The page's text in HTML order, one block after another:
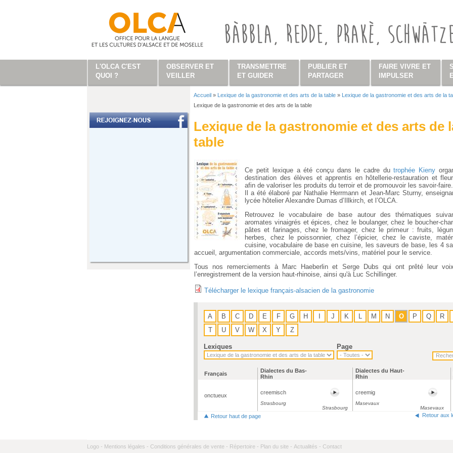
Vous êtes ici
Accueil » Lexique de la gastronomie et des arts de la table » Lexique de la gastronomie et des arts de la
Lexique de la gastronomie et des arts de la table
Lexique de la gastronomie et des arts de
table
Ce petit lexique a été conçu dans le cadre dutrophée Kieny
destination des élèves et apprentis en hôtellerie-restauration et
afin de valoriser les produits du terroir et de promouvoir les savoir-faire.
Il a été élaboré par Nathalie Herrmann et Jean-Marc Sturny,
lycée hôtelier Alexandre Dumas d’Illkirch, et l’OLCA.
Retrouvez le vocabulaire de base autour des thématiques
aromates vinaigrés et épices, chez le boulanger, chez le boucher-
pâtes et farinages, chez le fromager, chez le primeur : fruits,
herbes, chez le poissonnier, chez l’épicier, chez le caviste,
cuisine, vocabulaire de base en cuisine, les saveurs de base, les 4
accueil, argumentation commerciale, accords mets/vins, matériel pour le service.
Tous nos remerciements à Marc Haeberlin et Serge Dubs qui ont prêté leur
l’enregistrement de la version haut-rhinoise, ainsi qu'à Luc Schillinger.
Télécharger le lexique français-alsacien de la gastronomie
A B C D E F G H J K M N O P Q R
T
U V W X Y Z
Lexiques Page
Français
Dialectes du Bas-
Rhin
Dialectes du Haut-
Rhin
onctueux creemisch
Strasbourg
Strasbourg
creemig
Masevaux
Masevaux
Retour haut de page Retour aux
Logo - Mentions légales - Conditions générales de vente - Répertoire - Plan du site - Actualités - Contact
L'OLCA C'EST
QUOI ?
OBSERVER ET
VEILLER
TRANSMETTRE
ET GUIDER
PUBLIER ET
PARTAGER
FAIRE VIVRE ET
IMPULSER